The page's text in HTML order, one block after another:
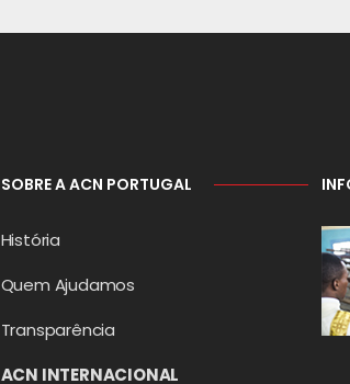
SOBRE A ACN PORTUGAL
História
Quem Ajudamos
Transparência
ACN INTERNACIONAL